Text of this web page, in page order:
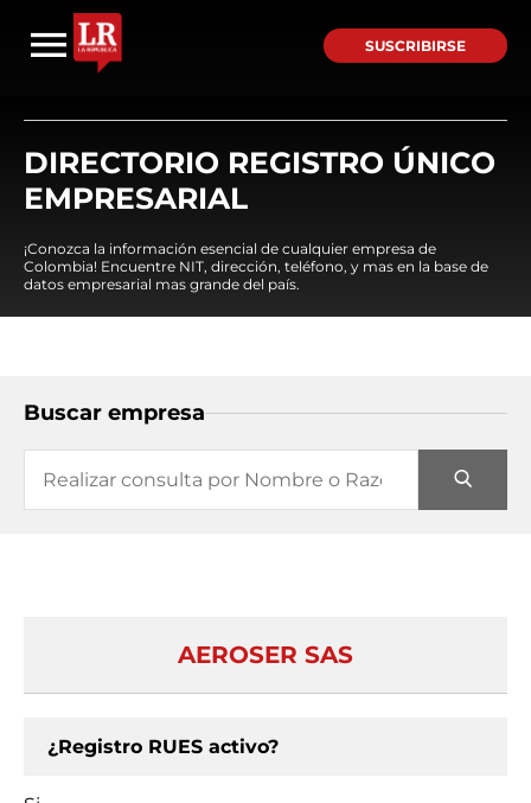
SUSCRIBIRSE
DIRECTORIO REGISTRO ÚNICO
EMPRESARIAL
¡Conozca la información esencial de cualquier empresa de
Colombia! Encuentre NIT, dirección, teléfono, y mas en la base de
datos empresarial mas grande del país.
Buscar empresa
AEROSER SAS
¿Registro RUES activo?